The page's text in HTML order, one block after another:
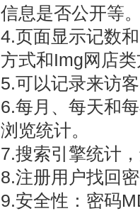
信息是否公开等
4.页面显示记数
方式和Img网店
5.可以记录来访
6.每月、每天和
浏览统计。
7.搜索引擎统计
8.注册用户找回
9.安全性：密码